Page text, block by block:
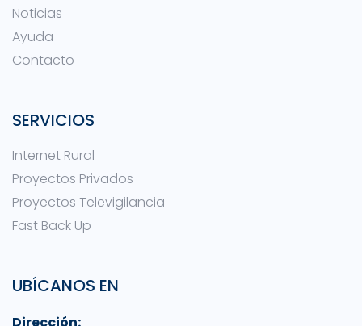
Noticias
Ayuda
Contacto
SERVICIOS
Internet Rural
Proyectos Privados
Proyectos Televigilancia
Fast Back Up
UBÍCANOS EN
Dirección: